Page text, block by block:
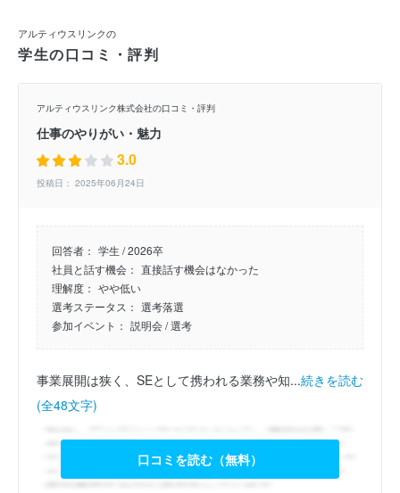
アルティウスリンクの
学生の口コミ・評判
アルティウスリンク株式会社の口コミ・評判
仕事のやりがい・魅力
3.0
投稿日： 2025年06月24日
回答者： 学生 / 2026卒
社員と話す機会： 直接話す機会はなかった
理解度： やや低い
選考ステータス： 選考落選
参加イベント： 説明会/ 選考
事業展開は狭く、SEとして携われる業務や知...続きを読む
(全48文字)
口コミを読む（無料）